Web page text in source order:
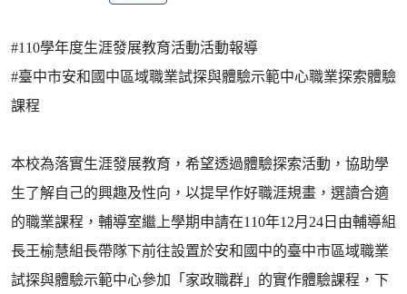
#110學年度生涯發展教育活動活動報導
#臺中市安和國中區域職業試探與體驗示範中心職業探索體驗
課程
本校為落實生涯發展教育，希望透過體驗探索活動，協助學
生了解自己的興趣及性向，以提早作好職涯規畫，選讀合適
的職業課程，輔導室繼上學期申請在110年12月24日由輔導組
長王榆慧組長帶隊下前往設置於安和國中的臺中市區域職業
試探與體驗示範中心參加「家政職群」的實作體驗課程，下